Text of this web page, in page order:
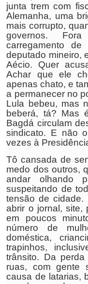
junta trem com
Alemanha, uma
mais corrupto,
governos.
carregamento
deputado mineiro,
Aécio. Quer
Achar que ele
apenas chato, e
a permanecer no
Lula bebeu, mas
beberá, tá? Mas
Bagdá circulam
sindicato. E não
vezes à
Tô cansada de
medo dos outros,
andar olhando
suspeitando de
tensão de cidade.
abrir o jornal, site,
em poucos
número de
doméstica,
trapinhos,
trânsito. Da
ruas, com gente
causa de latarias,